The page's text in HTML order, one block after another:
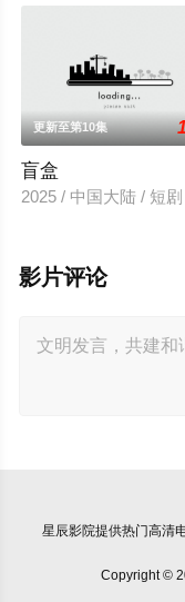
更新至第10集
盲盒
2025 / 中国大陆 / 短剧
影片评论
星辰影院提供热门高清
Copyright ©